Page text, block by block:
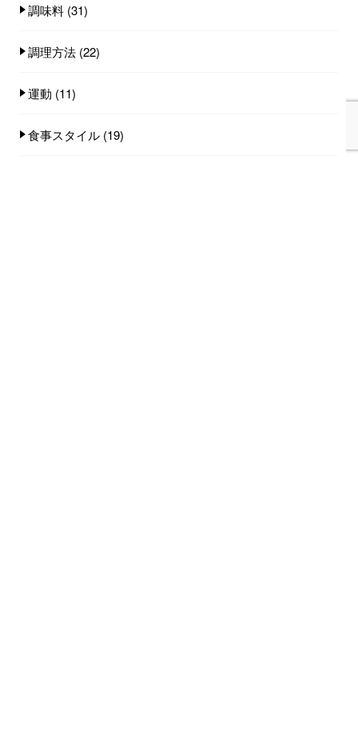
調味料 (31)
調理方法 (22)
運動 (11)
食事スタイル (19)